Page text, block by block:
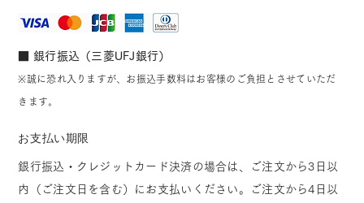
■ 銀行振込（三菱UFJ銀行）
※誠に恐れ入りますが、お振込手数料はお客様のご負担とさせていただ
きます。
お支払い期限
銀行振込・クレジットカード決済の場合は、ご注文から3日以
内（ご注文日を含む）にお支払いください。ご注文から4日以